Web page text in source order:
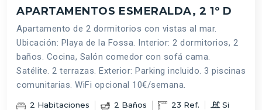
APARTAMENTOS ESMERALDA, 2 1º D
Apartamento de 2 dormitorios con vistas al mar.
Ubicación: Playa de la Fossa. Interior: 2 dormitorios, 2
baños. Cocina, Salón comedor con sofá cama.
Satélite. 2 terrazas. Exterior: Parking incluido. 3 piscinas
comunitarias. WiFi opcional 10€/semana.
2 Habitaciones 2 Baños 23 Ref. Si